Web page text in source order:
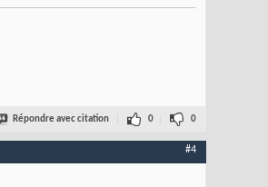
Répondre avec citation 0 0
#4